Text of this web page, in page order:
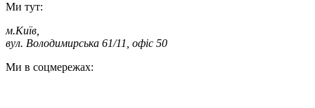
Ми тут:
м.Київ,
вул. Володимирська 61/11, офіс 50
Ми в соцмережах: